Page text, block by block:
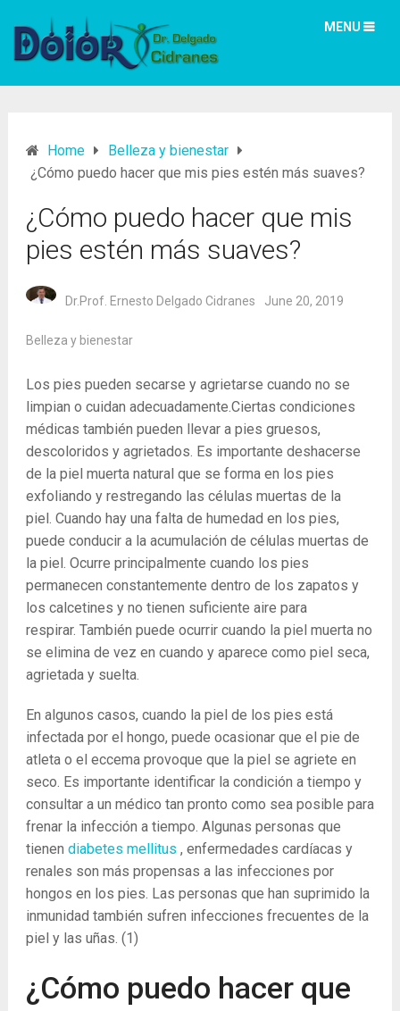
MENU
Home
Belleza y bienestar
¿Cómo puedo hacer que mis pies estén más suaves?
¿Cómo puedo hacer que mis
pies estén más suaves?
Dr.Prof. Ernesto Delgado Cidranes June 20, 2019
Belleza y bienestar
Los pies pueden secarse y agrietarse cuando no se
limpian o cuidan adecuadamente.Ciertas condiciones
médicas también pueden llevar a pies gruesos,
descoloridos y agrietados. Es importante deshacerse
de la piel muerta natural que se forma en los pies
exfoliando y restregando las células muertas de la
piel. Cuando hay una falta de humedad en los pies,
puede conducir a la acumulación de células muertas de
la piel. Ocurre principalmente cuando los pies
permanecen constantemente dentro de los zapatos y
los calcetines y no tienen suficiente aire para
respirar. También puede ocurrir cuando la piel muerta no
se elimina de vez en cuando y aparece como piel seca,
agrietada y suelta.
En algunos casos, cuando la piel de los pies está
infectada por el hongo, puede ocasionar que el pie de
atleta o el eccema provoque que la piel se agriete en
seco. Es importante identificar la condición a tiempo y
consultar a un médico tan pronto como sea posible para
frenar la infección a tiempo. Algunas personas que
tienen diabetes mellitus , enfermedades cardíacas y
renales son más propensas a las infecciones por
hongos en los pies. Las personas que han suprimido la
inmunidad también sufren infecciones frecuentes de la
piel y las uñas. (1)
¿Cómo puedo hacer que